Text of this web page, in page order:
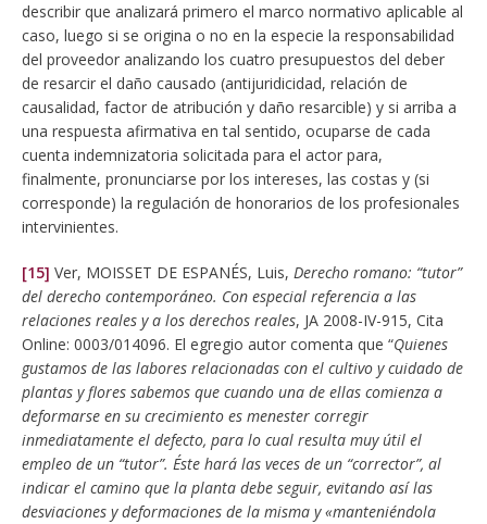
describir que analizará primero el marco normativo aplicable al
caso, luego si se origina o no en la especie la responsabilidad
del proveedor analizando los cuatro presupuestos del deber
de resarcir el daño causado (antijuridicidad, relación de
causalidad, factor de atribución y daño resarcible) y si arriba a
una respuesta afirmativa en tal sentido, ocuparse de cada
cuenta indemnizatoria solicitada para el actor para,
finalmente, pronunciarse por los intereses, las costas y (si
corresponde) la regulación de honorarios de los profesionales
intervinientes.
[15] Ver, MOISSET DE ESPANÉS, Luis, Derecho romano: “tutor”
del derecho contemporáneo. Con especial referencia a las
relaciones reales y a los derechos reales, JA 2008-IV-915, Cita
Online: 0003/014096. El egregio autor comenta que “Quienes
gustamos de las labores relacionadas con el cultivo y cuidado de
plantas y flores sabemos que cuando una de ellas comienza a
deformarse en su crecimiento es menester corregir
inmediatamente el defecto, para lo cual resulta muy útil el
empleo de un “tutor”. Éste hará las veces de un “corrector”, al
indicar el camino que la planta debe seguir, evitando así las
desviaciones y deformaciones de la misma y «manteniéndola